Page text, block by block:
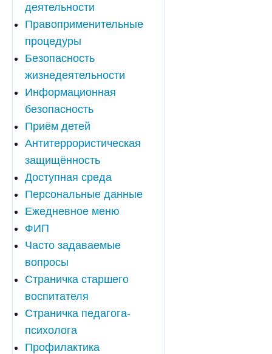
деятельности
Правоприменительные
процедуры
Безопасность
жизнедеятельности
Информационная
безопасность
Приём детей
Антитеррористическая
защищённость
Доступная среда
Персональные данные
Ежедневное меню
ФИП
Часто задаваемые
вопросы
Страничка старшего
воспитателя
Страничка педагога-
психолога
Профилактика